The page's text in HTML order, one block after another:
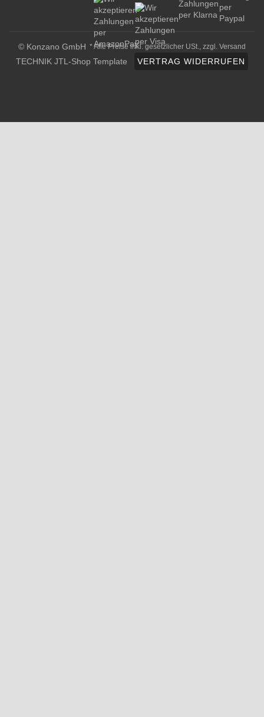
© Konzano GmbH * Alle Preise inkl. gesetzlicher USt., zzgl. Versand
TECHNIK JTL-Shop Template VERTRAG WIDERRUFEN